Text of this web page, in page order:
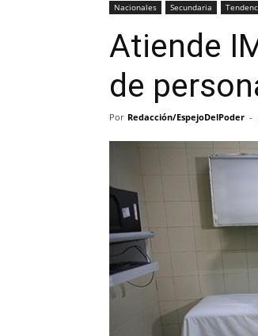
Nacionales Secundaria
Atiende
de
Por Redacción/EspejoDelPoder -